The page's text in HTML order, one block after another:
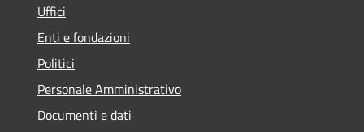
Uffici
Enti e fondazioni
Politici
Personale Amministrativo
Documenti e dati